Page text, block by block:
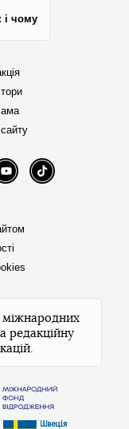
і чому
YouTube TikTok
міжнародних
редакційну